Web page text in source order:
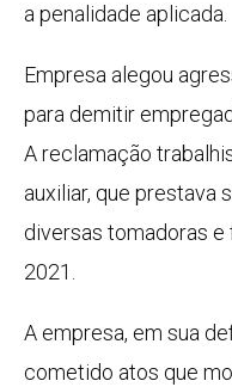
a penalidade aplicada.
Empresa alegou
para demitir
A reclamação
auxiliar, que prestava
diversas tomadoras
2021.
A empresa, em sua
cometido atos que